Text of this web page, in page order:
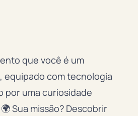
que você é um
equipado com tecnologia
por uma curiosidade
Sua missão? Descobrir